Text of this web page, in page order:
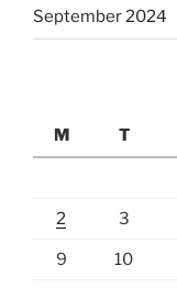
September 2024
M
T
2 3
9 10